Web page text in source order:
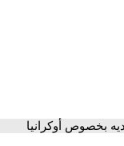
بخصوص أوكرانيا